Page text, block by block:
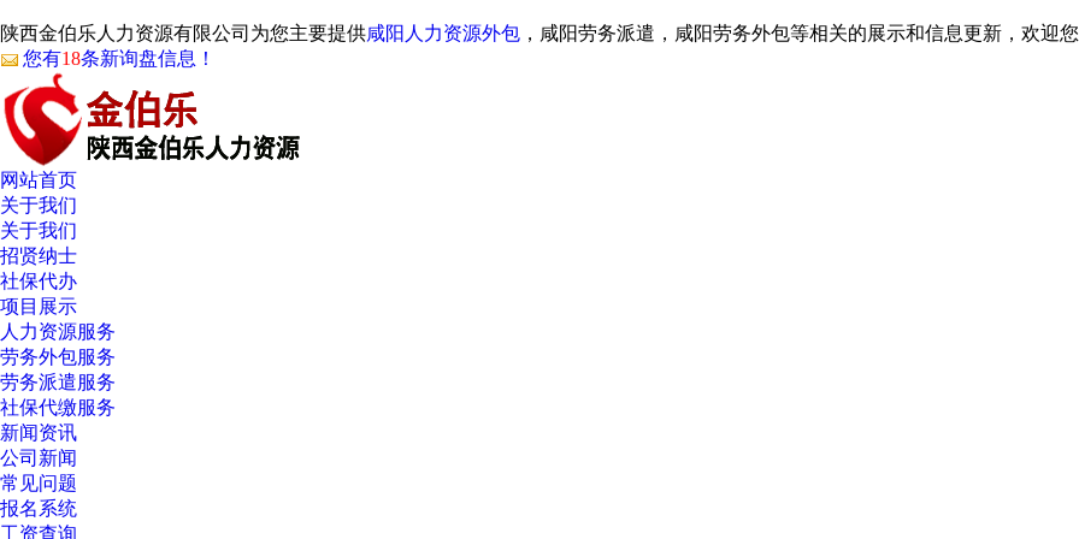
陕西金伯乐人力资源有限公司为您主要提供咸阳人力资源外包 ，咸阳劳务派遣，咸阳劳务外包等相关的展示和信息更新，欢迎
您有18条新询盘信息！
网站首页
关于我们
关于我们
招贤纳士
社保代办
项目展示
人力资源服务
劳务外包服务
劳务派遣服务
社保代缴服务
新闻资讯
公司新闻
常见问题
报名系统
工资查询